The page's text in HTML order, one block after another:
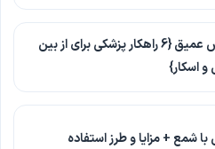
درمان جای جوش عمیق {6 راهکار پزشکی برای از بین
اسکار}
شمع + مزایا و طرز استفاده